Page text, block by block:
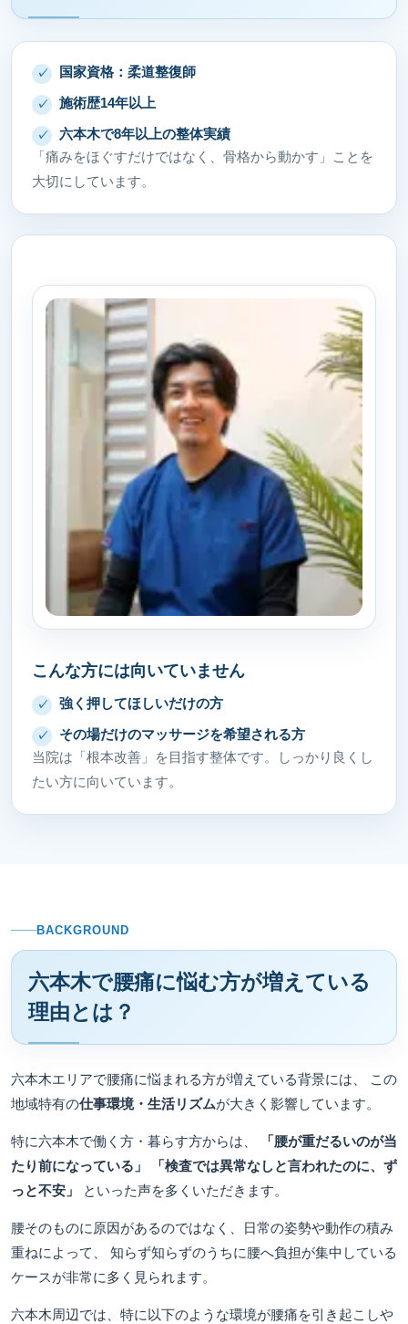
国家資格：柔道整復師
施術歴14年以上
六本木で8年以上の整体実績
「痛みをほぐすだけではなく、骨格から動かす」ことを
大切にしています。
こんな方には向いていません
強く押してほしいだけの方
その場だけのマッサージを希望される方
当院は「根本改善」を目指す整体です。しっかり良くし
たい方に向いています。
BACKGROUND
六本木で腰痛に悩む方が増えている
理由とは？
六本木エリアで腰痛に悩まれる方が増えている背景には、 この
地域特有の仕事環境・生活リズムが大きく影響しています。
特に六本木で働く方・暮らす方からは、
「腰が重だるいのが当
たり前になっている」
「検査では異常なしと言われたのに、ず
っと不安」
といった声を多くいただきます。
腰そのものに原因があるのではなく、日常の姿勢や動作の積み
重ねによって、 知らず知らずのうちに腰へ負担が集中している
ケースが非常に多く見られます。
六本木周辺では、特に以下のような環境が腰痛を引き起こしや